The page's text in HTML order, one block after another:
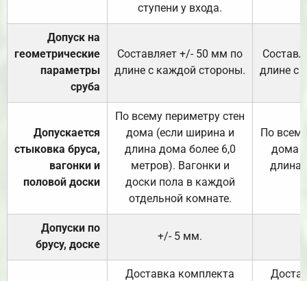
ступени у входа.
Допуск на
геометрические
параметры
сруба
Составляет +/- 50 мм по
длине с каждой стороны.
длине с
Допускается
стыковка бруса,
вагонки и
половой доски
По всему периметру стен
дома (если ширина и
длина дома более 6,0
метров). Вагонки и
доски пола в каждой
отдельной комнате.
По
дома
длина
Допуски по
брусу, доске
+/- 5 мм.
Доставка комплекта